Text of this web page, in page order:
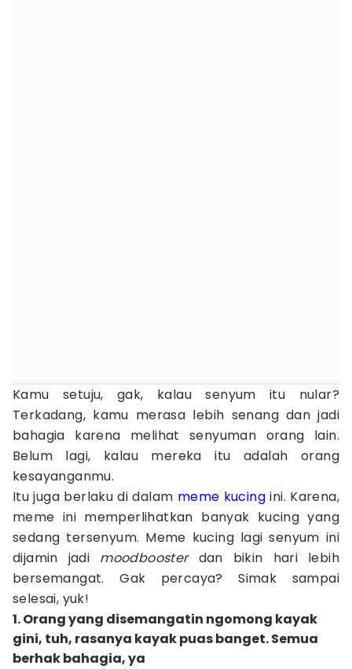
Kamu setuju, gak, kalau senyum itu nular?
Terkadang, kamu merasa lebih senang dan jadi
bahagia karena melihat senyuman orang lain.
Belum lagi, kalau mereka itu adalah orang
kesayanganmu.
Itu juga berlaku di dalam meme kucing ini. Karena,
meme ini memperlihatkan banyak kucing yang
sedang tersenyum. Meme kucing lagi senyum ini
dijamin jadi moodbooster dan bikin hari lebih
bersemangat. Gak percaya? Simak sampai
selesai, yuk!
1. Orang yang disemangatin ngomong kayak
gini, tuh, rasanya kayak puas banget. Semua
berhak bahagia, ya